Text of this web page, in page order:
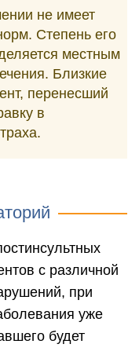
не имеет
Степень его
местным
Близкие
перенесший
в
с различной
при
уже
будет